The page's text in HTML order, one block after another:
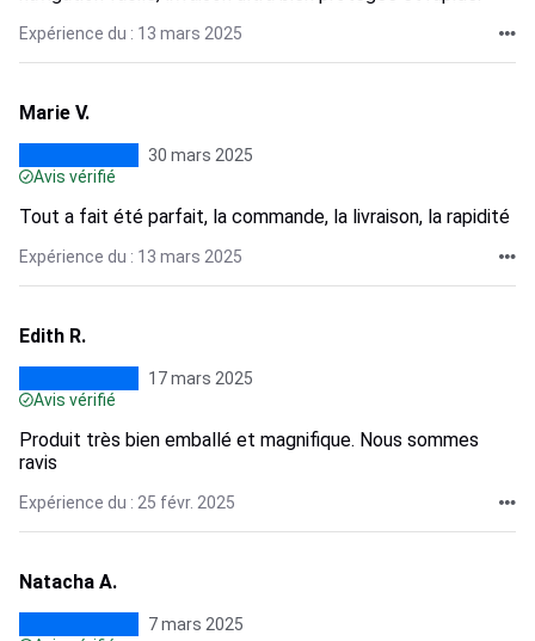
Expérience du : 13 mars 2025
Marie V.
30 mars 2025
Avis vérifié
Tout a fait été parfait, la commande, la livraison, la rapidité
Expérience du : 13 mars 2025
Edith R.
17 mars 2025
Avis vérifié
Produit très bien emballé et magnifique. Nous sommes
ravis
Expérience du : 25 févr. 2025
Natacha A.
7 mars 2025